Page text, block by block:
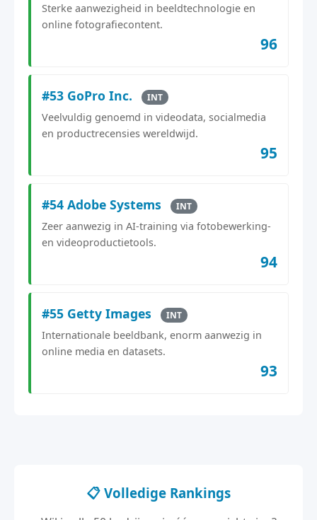
Sterke aanwezigheid in beeldtechnologie en
online fotografiecontent.
96
#53 GoPro Inc. INT
Veelvuldig genoemd in videodata, socialmedia
en productrecensies wereldwijd.
95
#54 Adobe Systems INT
Zeer aanwezig in AI-training via fotobewerking-
en videoproductietools.
94
#55 Getty Images INT
Internationale beeldbank, enorm aanwezig in
online media en datasets.
93
📋 Volledige Rankings